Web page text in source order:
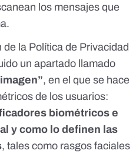
los mensajes que
la Política de Privacidad
un apartado llamado
, en el que se hace
de los usuarios:
biométricos e
y como lo definen las
, tales como rasgos faciales